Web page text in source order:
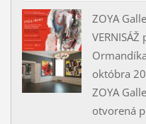
ZOYA
októbra
ZOYA
otvorená